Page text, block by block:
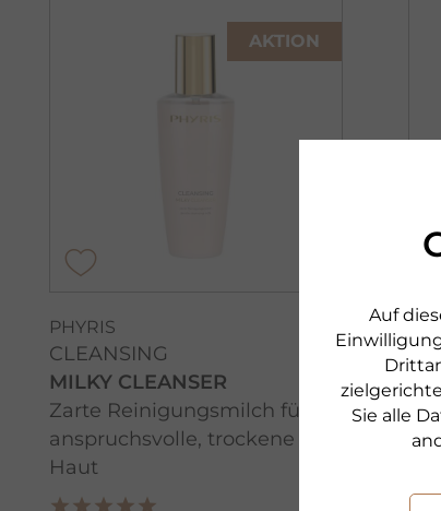
Auf
Sie alle
AKTION
PHYRIS
CLEANSING
MILKY CLEANSER
Zarte Reinigungsmilch für
anspruchsvolle, trockene
Haut
€